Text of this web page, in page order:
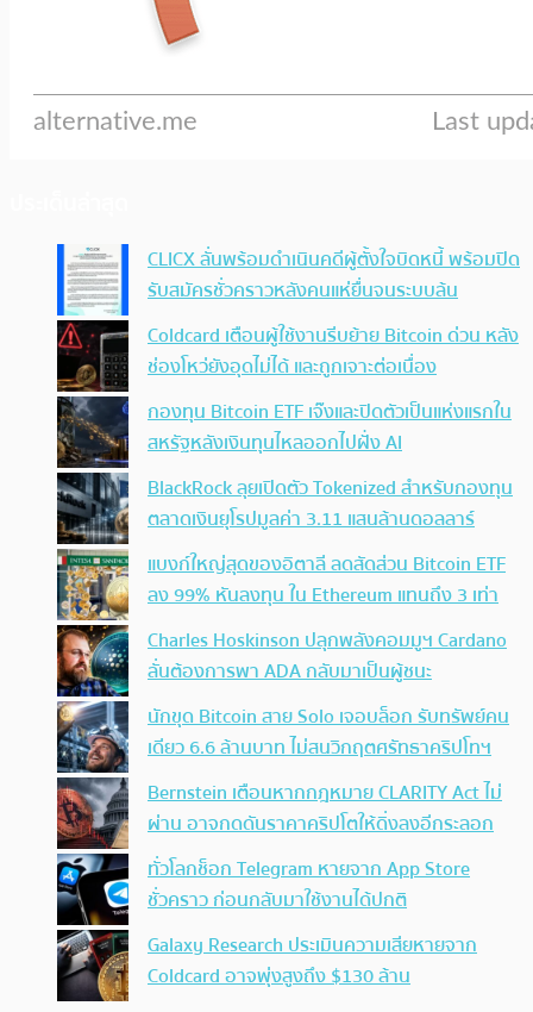
CLICX ลั่นพร้อมดำเนินคดีผู้ตั้งใจบิดหนี้ พร้อมปิด
รับสมัครชั่วคราวหลังคนแห่ยื่นจนระบบล้น
Coldcard เตือนผู้ใช้งานรีบย้าย Bitcoin ด่วน หลัง
ช่องโหว่ยังอุดไม่ได้ และถูกเจาะต่อเนื่อง
กองทุน Bitcoin ETF เจ๊งและปิดตัวเป็นแห่งแรกใน
สหรัฐหลังเงินทุนไหลออกไปฝั่ง AI
BlackRock ลุยเปิดตัว Tokenized สำหรับกองทุน
ตลาดเงินยุโรปมูลค่า 3.11 แสนล้านดอลลาร์
แบงก์ใหญ่สุดของอิตาลี ลดสัดส่วน Bitcoin ETF
ลง 99% หันลงทุน ใน Ethereum แทนถึง 3 เท่า
Charles Hoskinson ปลุกพลังคอมมูฯ Cardano
ลั่นต้องการพา ADA กลับมาเป็นผู้ชนะ
นักขุด Bitcoin สาย Solo เจอบล็อก รับทรัพย์คน
เดียว 6.6 ล้านบาท ไม่สนวิกฤตศรัทธาคริปโทฯ
Bernstein เตือนหากกฎหมาย CLARITY Act ไม่
ผ่าน อาจกดดันราคาคริปโตให้ดิ่งลงอีกระลอก
ทั่วโลกช็อก Telegram หายจาก App Store
ชั่วคราว ก่อนกลับมาใช้งานได้ปกติ
Galaxy Research ประเมินความเสียหายจาก
Coldcard อาจพุ่งสูงถึง $130 ล้าน